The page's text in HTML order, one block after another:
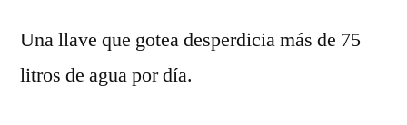
Una llave que gotea desperdicia más de 75
litros de agua por día.